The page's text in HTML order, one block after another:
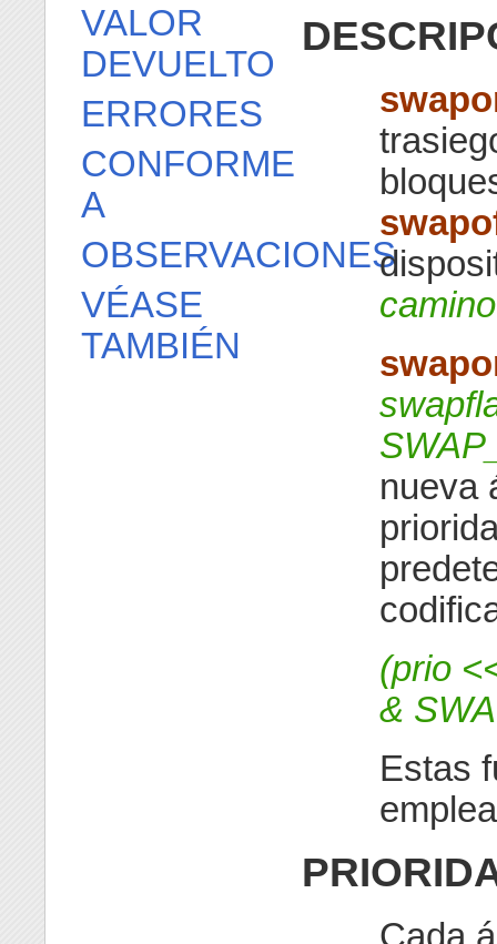
camino
nueva
(prio
&
Estas
VALOR
DEVUELTO
ERRORES
CONFORME
A
OBSERVACIONES
VÉASE
TAMBIÉN